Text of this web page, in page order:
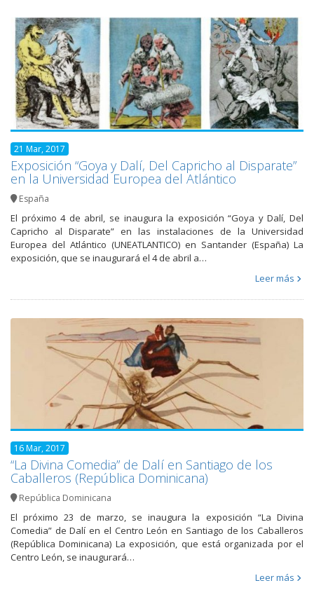
21 Mar, 2017
Exposición “Goya y Dalí, Del Capricho al Disparate”
en la Universidad Europea del Atlántico
España
El próximo 4 de abril, se inaugura la exposición “Goya y Dalí, Del
Capricho al Disparate” en las instalaciones de la Universidad
Europea del Atlántico (UNEATLANTICO) en Santander (España) La
exposición, que se inaugurará el 4 de abril a…
Leer más
16 Mar, 2017
“La Divina Comedia” de Dalí en Santiago de los
Caballeros (República Dominicana)
República Dominicana
El próximo 23 de marzo, se inaugura la exposición “La Divina
Comedia” de Dalí en el Centro León en Santiago de los Caballeros
(República Dominicana) La exposición, que está organizada por el
Centro León, se inaugurará…
Leer más